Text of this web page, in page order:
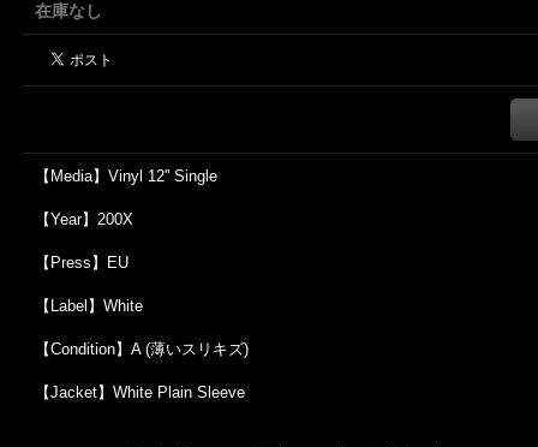
在庫なし
【Media】Vinyl 12'' Single
【Year】200X
【Press】EU
【Label】White
【Condition】A (薄いスリキズ)
【Jacket】White Plain Sleeve